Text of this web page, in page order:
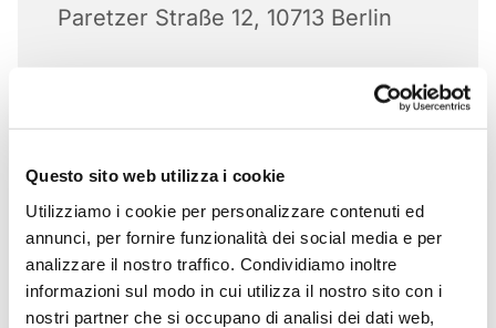
Questo sito web utilizza i cookie
Utilizziamo i cookie per personalizzare contenuti ed
annunci, per fornire funzionalità dei social media e per
analizzare il nostro traffico. Condividiamo inoltre
informazioni sul modo in cui utilizza il nostro sito con i
nostri partner che si occupano di analisi dei dati web,
Paretzer Straße 12, 10713 Berlin